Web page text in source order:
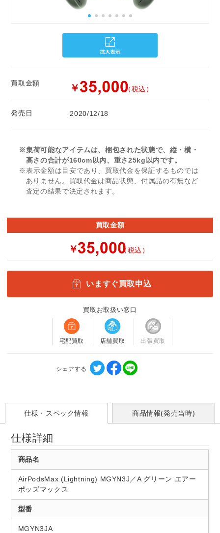
買取金額 ￥ （税込）
発売日 2020/12/18
※集荷可能なアイテムは、梱包された状態で、縦・横・
高さの合計が160cm以内、重さ25kg以内です。
※表示金額は目安であり、買取代金を保証するものでは
ありません。買取代金は商品状態、付属品の有無など
査定の結果で決定されます。
買取金額
￥ （税込）
いますぐ買取申込
買取お取扱い窓口
宅配買取 店舗買取 出張買取
シェアする
仕様・スペック情報 商品情報(発売当時)
仕様詳細
商品名
AirPodsMax (Lightning) MGYN3J／A グリーン エアー
ポッズマックス
型番
MGYN3JA